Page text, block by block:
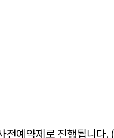
전예약제로 진행됩니다.